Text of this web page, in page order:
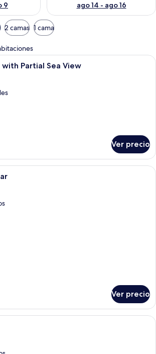
9
ago 14 - ago 16
2 camas 1 cama
Ropa de cama de alta calidad y
with Partial Sea View
Ver precio
Habitación de hotel con una cama
Ver precio
Habitación de hotel con una cama